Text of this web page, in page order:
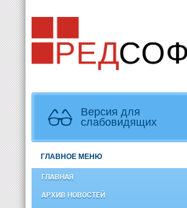
Версия для
слабовидящих
ГЛАВНОЕ МЕНЮ
ГЛАВНАЯ
АРХИВ НОВОСТЕЙ